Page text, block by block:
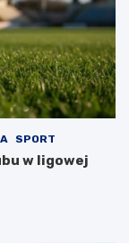
SPORT
w ligowej